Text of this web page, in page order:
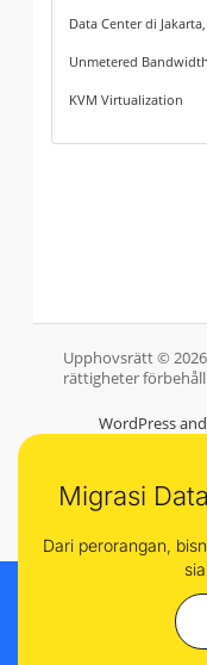
Data Center di
Unmetered Bandwidth
KVM Virtualization
Upphovsrätt ©
rättigheter
WordPress
Migrasi
Dari perorangan,